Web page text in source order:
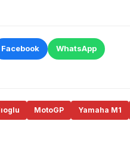
Facebook WhatsApp
MotoGP Yamaha M1